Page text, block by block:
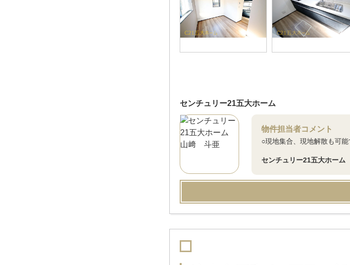
センチュリー21五大ホーム
物件担当者コメント
○現地集合、現地解散も可
センチュリー21五大ホー